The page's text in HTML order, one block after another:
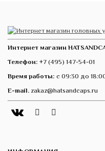
Интернет магазин
Телефон: +7 (495) 147-54-01
Время работы: с 09:30 до
E-mail. zakaz@hatsandcaps.ru
Vk Telegram